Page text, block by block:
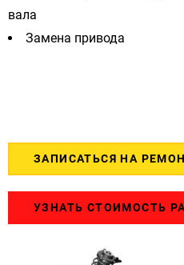
вала
Замена привода
ЗАПИСАТЬСЯ НА